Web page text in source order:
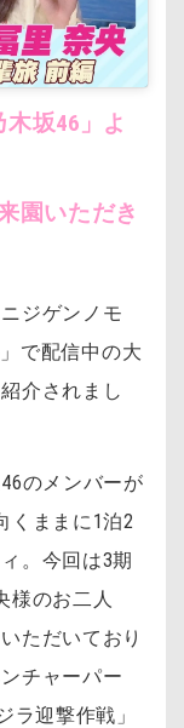
坂46」よ
園いただき
ジゲンノモ
で配信中の大
介されまし
のメンバーが
くままに1泊2
。今回は3期
様のお二人
ただいており
チャーパー
ラ迎撃作戦」